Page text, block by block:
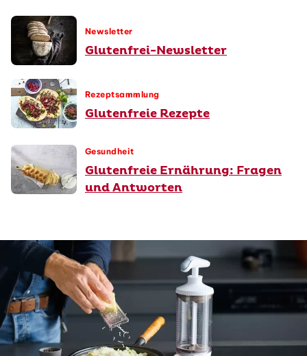
Newsletter
Glutenfrei-Newsletter
Rezeptsammlung
Glutenfreie Rezepte
Gesundheit
Glutenfreie Ernährung: Fragen
und Antworten